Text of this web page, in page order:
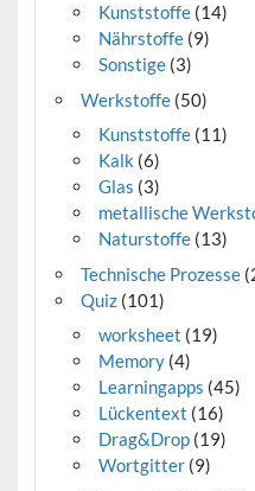
Kunststoffe(14)
Nährstoffe(9)
Sonstige(3)
Werkstoffe(50)
Kunststoffe(11)
Kalk (6)
Glas (3)
metallische
Naturstoffe(13)
Technische Prozesse
Quiz(101)
worksheet (19)
Memory(4)
Learningapps (45)
Lückentext (16)
Drag&Drop(19)
Wortgitter(9)